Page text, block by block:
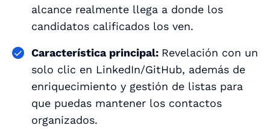
alcance realmente llega a donde los
candidatos calificados los ven.
Característica principal: Revelación con un
solo clic en LinkedIn/GitHub, además de
enriquecimiento y gestión de listas para
que puedas mantener los contactos
organizados.